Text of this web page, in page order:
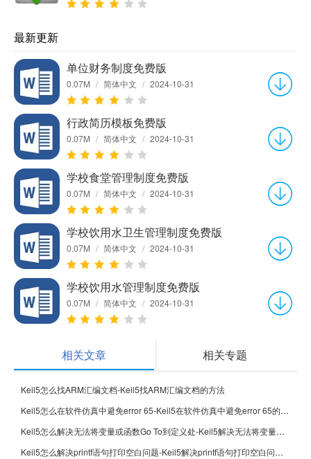
最新更新
单位财务制度免费版
0.07M / 简体中文 / 2024-10-31
行政简历模板免费版
0.07M / 简体中文 / 2024-10-31
学校食堂管理制度免费版
0.07M / 简体中文 / 2024-10-31
学校饮用水卫生管理制度免费版
0.07M / 简体中文 / 2024-10-31
学校饮用水管理制度免费版
0.07M / 简体中文 / 2024-10-31
相关文章 相关专题
Keil5怎么找ARM汇编文档-Keil5找ARM汇编文档的方法
Keil5怎么在软件仿真中避免error 65-Keil5在软件仿真中避免error 65的方法
Keil5怎么解决无法将变量或函数Go To到定义处-Keil5解决无法将变量或函数Go To到定义处的方法
Keil5怎么解决printf语句打印空白问题-Keil5解决printf语句打印空白问题的方法